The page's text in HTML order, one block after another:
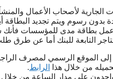
لأصحاب الأعمال
بدون رسوم ويتم تجديد
عمل بطاقة مدى للمؤسسات
التابعة للبنك أما عن
الموقع الرسمي لمصرف
من خلال هذا
الرابط.
على مدار الساعة من خلال هذا